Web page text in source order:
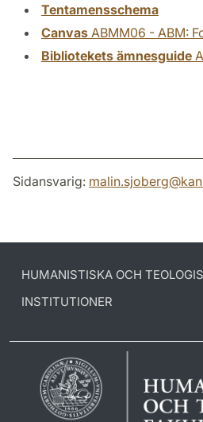
Tentamensschema
Canvas ABMM06 - ABM:
Bibliotekets ämnesguide
Sidansvarig: malin.sjoberg@
HUMANISTISKA OCH
INSTITUTIONER